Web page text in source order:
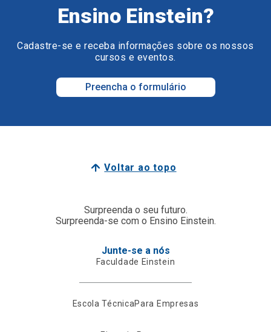
Ensino Einstein?
Cadastre-se e receba informações sobre os nossos
cursos e eventos.
Preencha o formulário
Voltar ao topo
Surpreenda o seu futuro.
Surpreenda-se com o Ensino Einstein.
Junte-se a nós
Faculdade Einstein
Escola TécnicaPara Empresas